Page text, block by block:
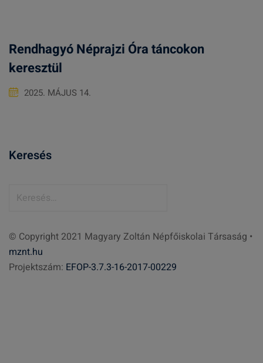
Rendhagyó Néprajzi Óra táncokon
keresztül
2025. MÁJUS 14.
Keresés
e
s
é
© Copyright 2021 Magyary Zoltán Népfőiskolai Társaság •
mznt.hu
Projektszám: EFOP-3.7.3-16-2017-00229